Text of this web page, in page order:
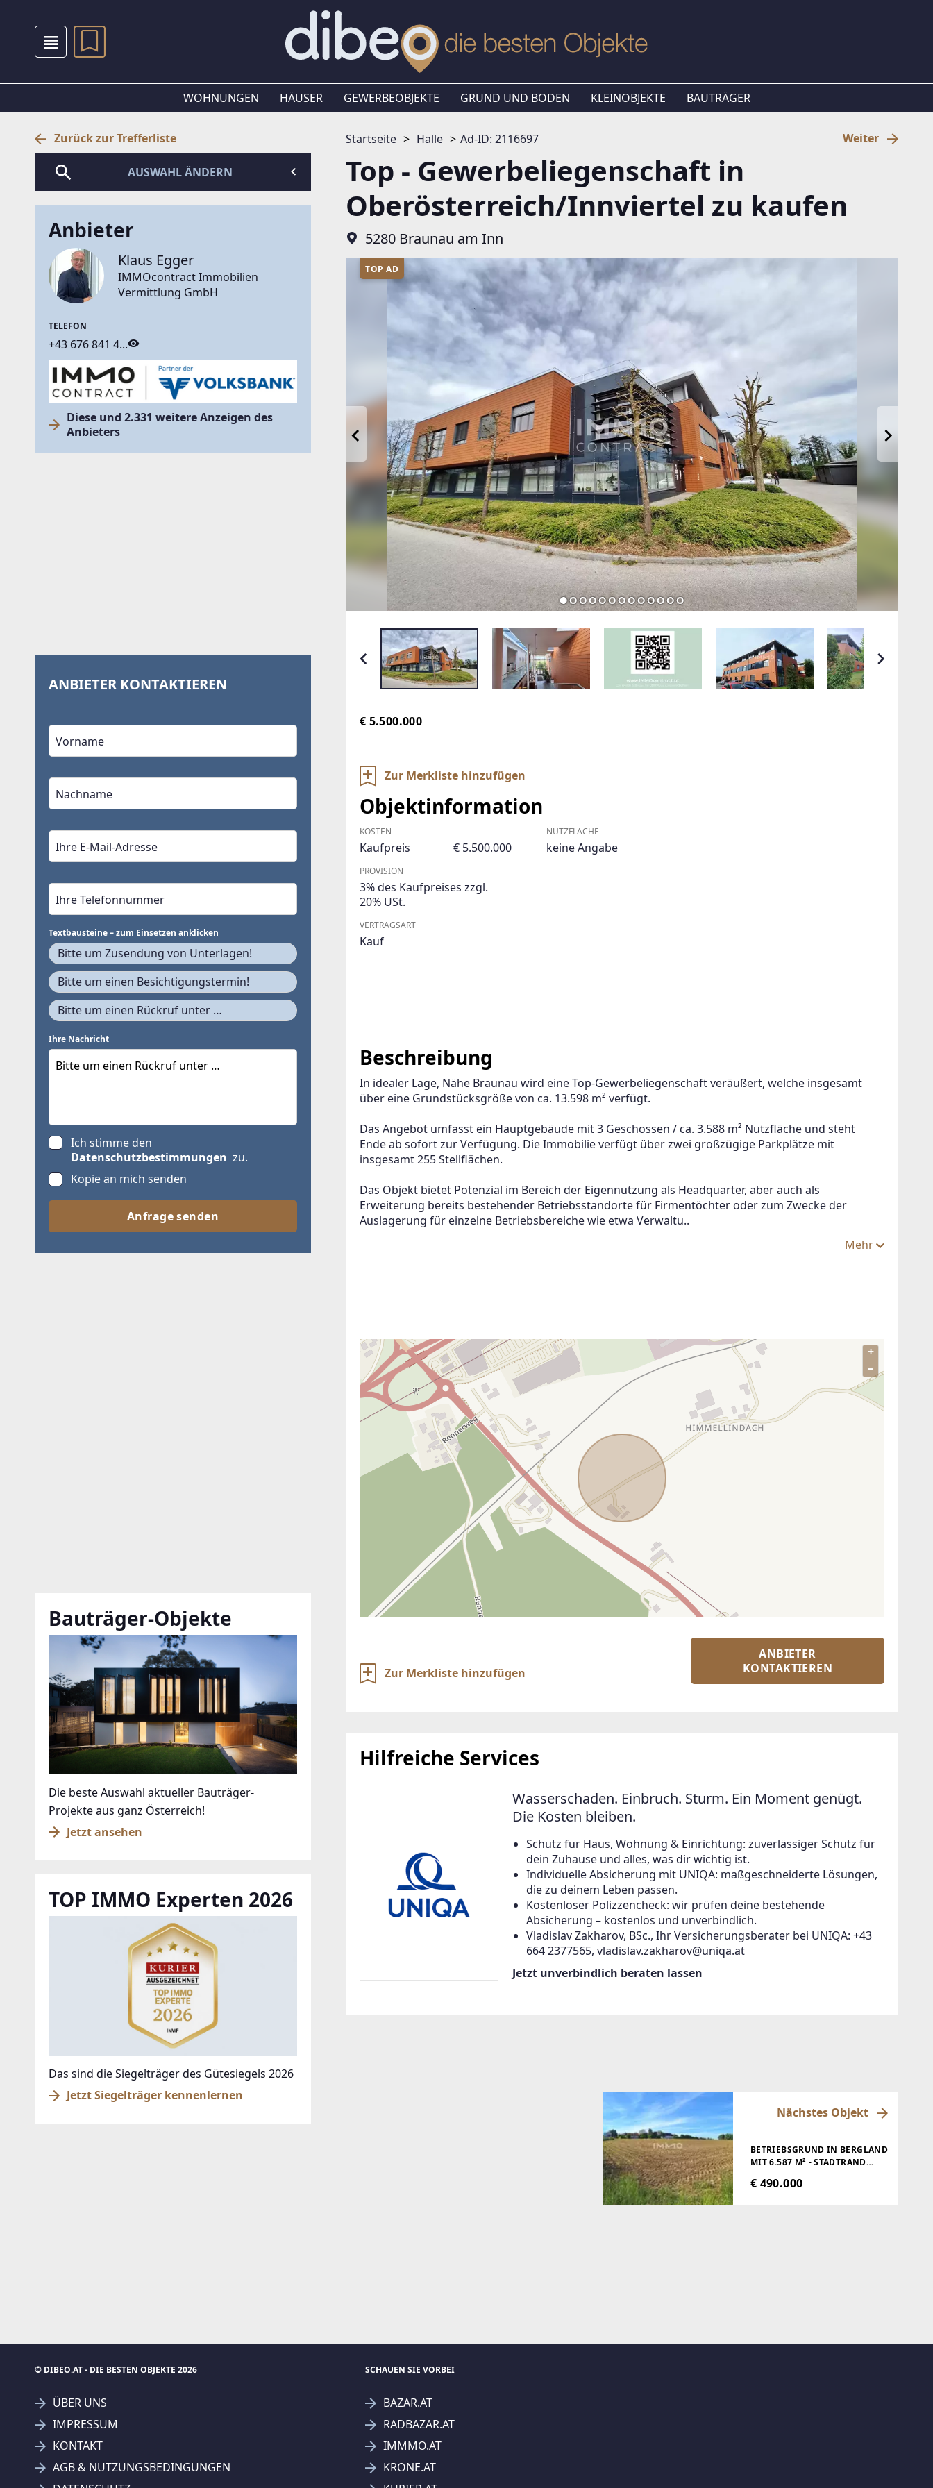
WOHNUNGEN HÄUSER GEWERBEOBJEKTE GRUND UND BODEN KLEINOBJEKTE BAUTRÄGER
Startseite Halle Ad-ID: 2116697 Weiter
Top - Gewerbeliegenschaft in
Oberösterreich/Innviertel zu kaufen
5280 Braunau am Inn
TOP AD
€ 5.500.000
Zur Merkliste hinzufügen
Objektinformation
KOSTEN
Kaufpreis € 5.500.000
PROVISION
3% des Kaufpreises zzgl.
20% USt.
VERTRAGSART
Kauf
NUTZFLÄCHE
keine Angabe
Beschreibung
In idealer Lage, Nähe Braunau wird eine Top-Gewerbeliegenschaft veräußert, welche insgesamt
über eine Grundstücksgröße von ca. 13.598 m² verfügt.
Das Angebot umfasst ein Hauptgebäude mit 3 Geschossen / ca. 3.588 m² Nutzfläche und steht
Ende ab sofort zur Verfügung. Die Immobilie verfügt über zwei großzügige Parkplätze mit
insgesamt 255 Stellflächen.
Das Objekt bietet Potenzial im Bereich der Eigennutzung als Headquarter, aber auch als
Erweiterung bereits bestehender Betriebsstandorte für Firmentöchter oder zum Zwecke der
Auslagerung für einzelne Betriebsbereiche wie etwa Verwaltu..
Mehr
+
–
ANBIETER KONTAKTIEREN
Zur Merkliste hinzufügen
ANBIETER
KONTAKTIEREN
Hilfreiche Services
Wasserschaden. Einbruch. Sturm. Ein Moment genügt.
Die Kosten bleiben.
Schutz für Haus, Wohnung & Einrichtung: zuverlässiger Schutz für
dein Zuhause und alles, was dir wichtig ist.
Individuelle Absicherung mit UNIQA: maßgeschneiderte Lösungen,
die zu deinem Leben passen.
Kostenloser Polizzencheck: wir prüfen deine bestehende
Absicherung – kostenlos und unverbindlich.
Vladislav Zakharov, BSc., Ihr Versicherungsberater bei UNIQA: +43
664 2377565, vladislav.zakharov@uniqa.at
Jetzt unverbindlich beraten lassen
Nächstes Objekt
BETRIEBSGRUND IN BERGLAND
MIT 6.587 M² - STADTRAND
€ 490.000
Zurück zur Trefferliste
AUSWAHL ÄNDERN
Anbieter
Klaus Egger
IMMOcontract Immobilien
Vermittlung GmbH
TELEFON
+43 676 841 4...
Diese und 2.331 weitere Anzeigen des
Anbieters
ANBIETER KONTAKTIEREN
Textbausteine – zum Einsetzen anklicken
Bitte um Zusendung von Unterlagen!
Bitte um einen Besichtigungstermin!
Bitte um einen Rückruf unter …
Ihre Nachricht
Ich stimme den
Datenschutzbestimmungen zu.
Kopie an mich senden
Anfrage senden
Bauträger-Objekte
Die beste Auswahl aktueller Bauträger-
Projekte aus ganz Österreich!
Jetzt ansehen
TOP IMMO Experten 2026
Das sind die Siegelträger des Gütesiegels 2026
Jetzt Siegelträger kennenlernen
© DIBEO.AT - DIE BESTEN OBJEKTE 2026
ÜBER UNS
IMPRESSUM
KONTAKT
AGB & NUTZUNGSBEDINGUNGEN
SCHAUEN SIE VORBEI
BAZAR.AT
RADBAZAR.AT
IMMMO.AT
KRONE.AT